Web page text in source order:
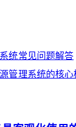
统常见问题解答
管理系统的核心